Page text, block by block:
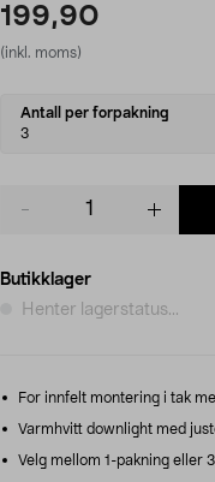
199,90
(inkl. moms)
Select
variant
Antall per forpakning
3
Butikklager
Henter lagerstatus...
For innfelt montering i tak
Varmhvitt downlight med
Velg mellom 1-pakning eller